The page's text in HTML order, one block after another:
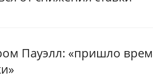
Пауэлл: «пришло